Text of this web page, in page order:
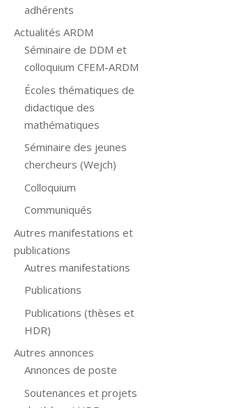
adhérents
Actualités ARDM
Séminaire de DDM et
colloquium CFEM-ARDM
Écoles thématiques de
didactique des
mathématiques
Séminaire des jeunes
chercheurs (Wejch)
Colloquium
Communiqués
Autres manifestations et
publications
Autres manifestations
Publications
Publications (thèses et
HDR)
Autres annonces
Annonces de poste
Soutenances et projets